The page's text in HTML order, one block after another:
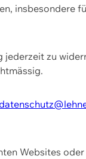
insbesondere
zu
Websites